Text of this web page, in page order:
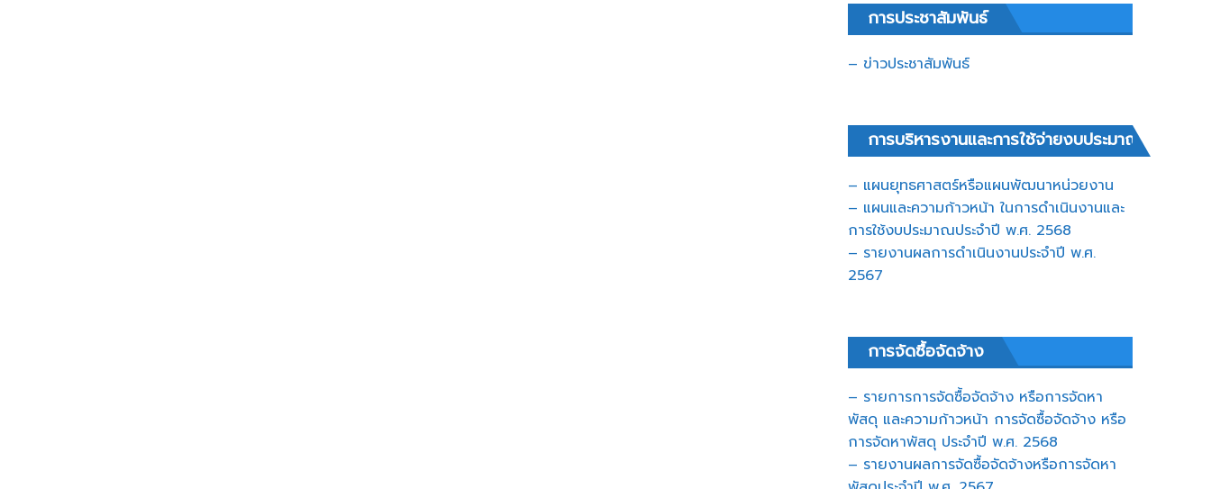
การประชาสัมพันธ์
– ข่าวประชาสัมพันธ์
การบริหารงานและการใช้จ่ายงบประมาณ
– แผนยุทธศาสตร์หรือแผนพัฒนาหน่วยงาน
– แผนและความก้าวหน้า ในการดำเนินงานและ
การใช้งบประมาณประจำปี พ.ศ. 2568
– รายงานผลการดำเนินงานประจำปี พ.ศ.
2567
การจัดซื้อจัดจ้าง
– รายการการจัดซื้อจัดจ้าง หรือการจัดหา
พัสดุ และความก้าวหน้า การจัดซื้อจัดจ้าง หรือ
การจัดหาพัสดุ ประจำปี พ.ศ. 2568
– รายงานผลการจัดซื้อจัดจ้างหรือการจัดหา